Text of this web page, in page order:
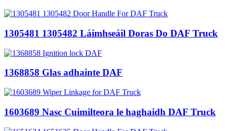
1305481 1305482 Láimhseáil Doras Do DAF Truck
1368858 Glas adhainte DAF
1603689 Nasc Cuimilteora le haghaidh DAF Truck